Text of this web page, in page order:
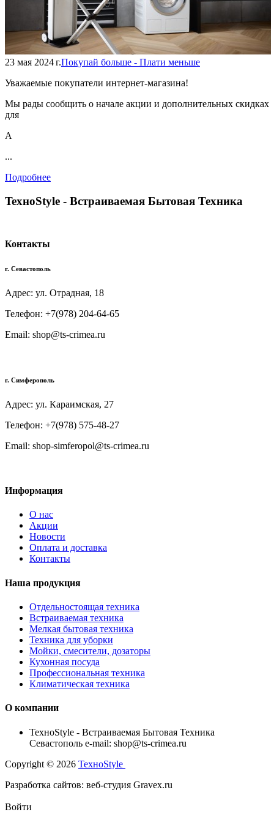
23 мая 2024 г.Покупай больше - Плати меньше
Уважаемые покупатели интернет-магазина!
Мы рады сообщить о начале акции и дополнительных скидках
для
А
...
Подробнее
TexноStyle - Встраиваемая Бытовая Техника
Контакты
г. Севастополь
Адрес: ул. Отрадная, 18
Телефон: +7(978) 204-64-65
Email: shop@ts-crimea.ru
г. Симферополь
Адрес: ул. Караимская, 27
Телефон: +7(978) 575-48-27
Email: shop-simferopol@ts-crimea.ru
Информация
О нас
Акции
Новости
Оплата и доставка
Контакты
Наша продукция
Отдельностоящая техника
Встраиваемая техника
Мелкая бытовая техника
Техника для уборки
Мойки, смесители, дозаторы
Кухонная посуда
Профессиональная техника
Климатическая техника
О компании
TexноStyle - Встраиваемая Бытовая Техника
Севастополь e-mail: shop@ts-crimea.ru
Copyright © 2026 TexноStyle
Разработка сайтов: веб-студия Gravex.ru
Войти